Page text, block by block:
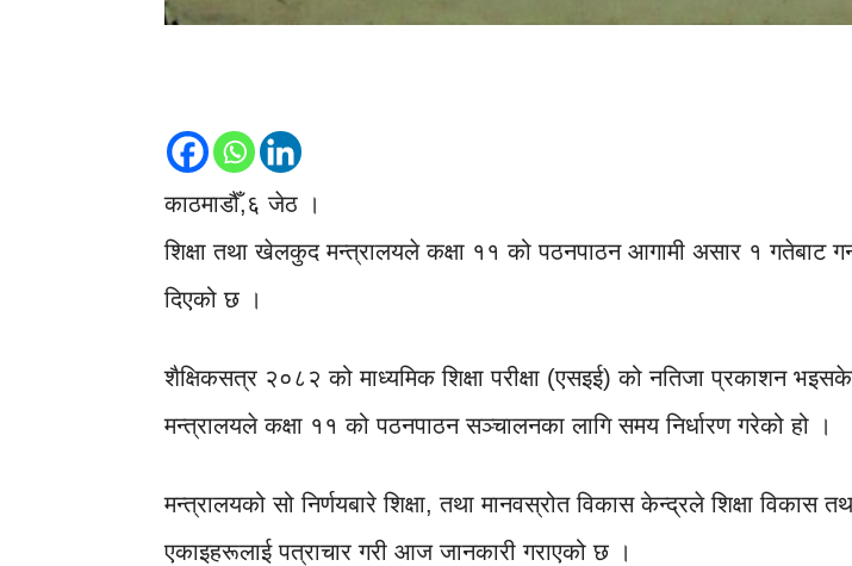
काठमाडौँ,६ जेठ ।
शिक्षा तथा खेलकुद मन्त्रालयले कक्षा ११ को पठनपाठन आगामी असार १ गतेबाट
दिएको छ ।
शैक्षिकसत्र २०८२ को माध्यमिक शिक्षा परीक्षा (एसइई) को नतिजा प्रकाशन
मन्त्रालयले कक्षा ११ को पठनपाठन सञ्चालनका लागि समय निर्धारण गरेको हो ।
मन्त्रालयको सो निर्णयबारे शिक्षा, तथा मानवस्रोत विकास केन्द्रले शिक्षा विकास
एकाइहरूलाई पत्राचार गरी आज जानकारी गराएको छ ।